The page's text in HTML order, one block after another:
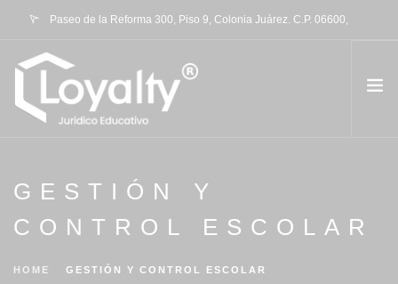
Paseo de la Reforma 300, Piso 9, Colonia Juárez. C.P. 06600,
Ciudad de México
contacto@loyalty.mx
TRÁMITE RVOE
PORTAFOLIO DE SERVICIOS
GESTIÓN Y
CONTROL ESCOLAR
HOME GESTIÓN Y CONTROL ESCOLAR